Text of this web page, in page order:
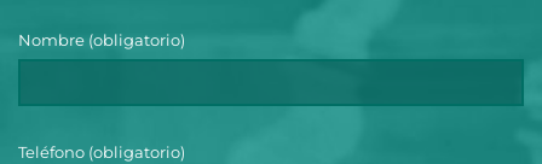
Nombre (obligatorio)
Teléfono (obligatorio)